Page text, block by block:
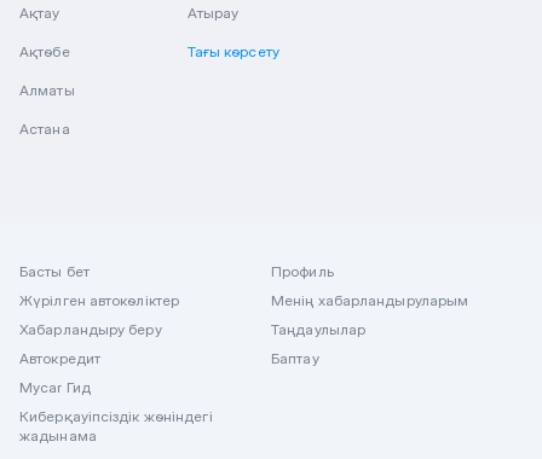
Ақтау
Ақтөбе
Алматы
Астана
Атырау
Тағы көрсету
Басты бет
Жүрілген автокөліктер
Хабарландыру беру
Автокредит
Mycar Гид
Киберқауіпсіздік жөніндегі
жадынама
Профиль
Менің хабарландыруларым
Таңдаулылар
Баптау